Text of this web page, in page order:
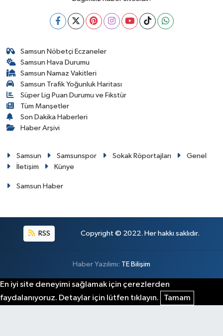
Samsun Nöbetçi Eczaneler
Samsun Hava Durumu
Samsun Namaz Vakitleri
Samsun Trafik Yoğunluk Haritası
Süper Lig Puan Durumu ve Fikstür
Tüm Manşetler
Son Dakika Haberleri
Haber Arşivi
Samsun Samsunspor Sokak Röportajları
Genel
İletişim
Künye
Samsun Haber
RSS Copyright © 2022. Her hakkı saklıdır.
Haber Yazılımı: TE Bilişim
En iyi site deneyimi sağlamak için çerezlerden
faydalanıyoruz. Detaylar için lütfen tıklayın.
Tamam